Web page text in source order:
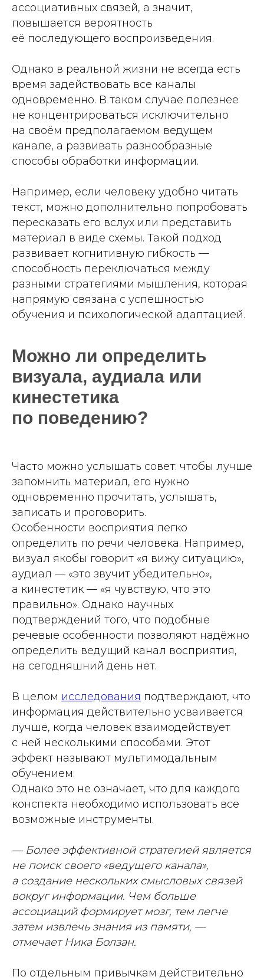
ассоциативных связей, а значит,
повышается вероятность
её последующего воспроизведения.
Однако в реальной жизни не всегда есть
время задействовать все каналы
одновременно. В таком случае полезнее
не концентрироваться исключительно
на своём предполагаемом ведущем
канале, а развивать разнообразные
способы обработки информации.
Например, если человеку удобно читать
текст, можно дополнительно попробовать
пересказать его вслух или представить
материал в виде схемы. Такой подход
развивает когнитивную гибкость —
способность переключаться между
разными стратегиями мышления, которая
напрямую связана с успешностью
обучения и психологической адаптацией.
Можно ли определить
визуала, аудиала или
кинестетика
по поведению?
Часто можно услышать совет: чтобы лучше
запомнить материал, его нужно
одновременно прочитать, услышать,
записать и проговорить.
Особенности восприятия легко
определить по речи человека. Например,
визуал якобы говорит «я вижу ситуацию»,
аудиал — «это звучит убедительно»,
а кинестетик — «я чувствую, что это
правильно». Однако научных
подтверждений того, что подобные
речевые особенности позволяют надёжно
определить ведущий канал восприятия,
на сегодняшний день нет.
В целом исследования подтверждают, что
информация действительно усваивается
лучше, когда человек взаимодействует
с ней несколькими способами. Этот
эффект называют мультимодальным
обучением.
Однако это не означает, что для каждого
конспекта необходимо использовать все
возможные инструменты.
— Более эффективной стратегией является
не поиск своего «ведущего канала»,
а создание нескольких смысловых связей
вокруг информации. Чем больше
ассоциаций формирует мозг, тем легче
затем извлечь знания из памяти, —
отмечает Ника Болзан.
По отдельным привычкам действительно